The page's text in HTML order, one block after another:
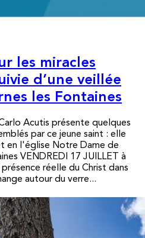
les miracles
d’une veillée
les Fontaines
Acutis présente quelques
par ce jeune saint : elle
en l'église Notre Dame de
VENDREDI 17 JUILLET à
réelle du Christ dans
autour du verre...